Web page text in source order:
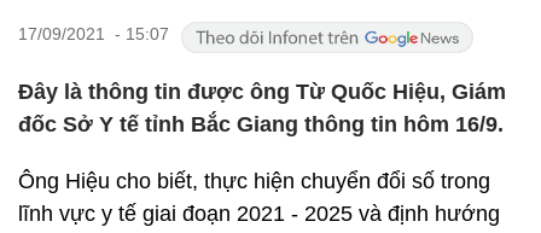
17/09/2021 - 15:07
Đây là thông tin được ông Từ Quốc Hiệu, Giám
đốc Sở Y tế tỉnh Bắc Giang thông tin hôm 16/9.
Ông Hiệu cho biết, thực hiện chuyển đổi số trong
lĩnh vực y tế giai đoạn 2021 - 2025 và định hướng